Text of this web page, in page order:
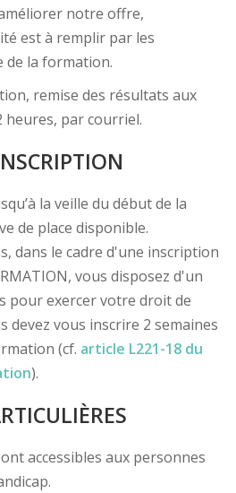
notre offre,
est à remplir par les
de la formation.
remise des résultats aux
heures, par courriel.
la veille du début de la
de place disponible.
dans le cadre d'une inscription
vous disposez d'un
pour exercer votre droit de
devez vous inscrire 2 semaines
(cf. article L221-18 du
).
accessibles aux personnes